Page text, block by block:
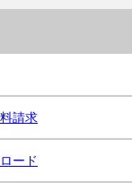
請求
ード